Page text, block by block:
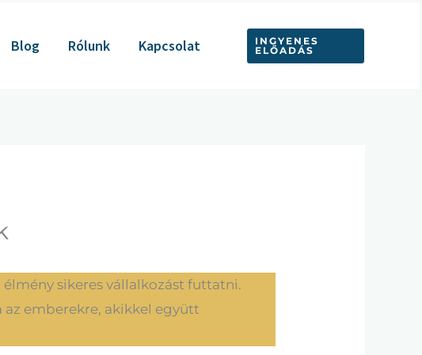
Blog Rólunk Kapcsolat
INGYENES
ELŐADÁS
sikeres vállalkozást futtatni.
az emberekre, akikkel együtt